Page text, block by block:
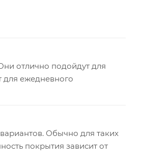
отлично подойдут для
для ежедневного
Обычно для таких
покрытия зависит от